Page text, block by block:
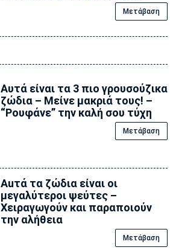
Μετάβαση
Αυτά είναι τα 3 πιο γρουσούζικα
ζώδια – Μείνε μακριά τους! –
“Ρουφάνε” την καλή σου τύχη
Μετάβαση
Auτά τα ζώδια είναι οι
μεγαλύτεροι ψεύτες –
Χειραγωγούν και παραποιούν
την αλήθεια
Μετάβαση